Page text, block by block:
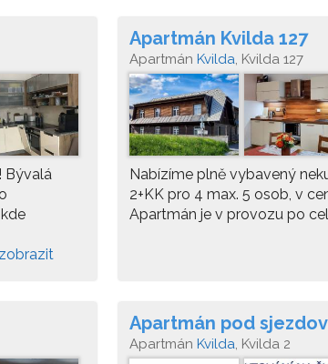
Bývalá
zobrazit
Apartmán Kvilda 127
Apartmán Kvilda, Kvilda 127
Nabízíme plně vybavený
2+KK pro 4 max. 5 osob, v
Apartmán je v provozu po
Apartmán pod
Apartmán Kvilda, Kvilda 2